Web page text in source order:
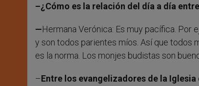
–¿Cómo es la relación del día a día
—Hermana Verónica: Es muy pacífica. Por
y son todos parientes míos. Así que todos
es la norma. Los monjes budistas son
–Entre los evangelizadores de la